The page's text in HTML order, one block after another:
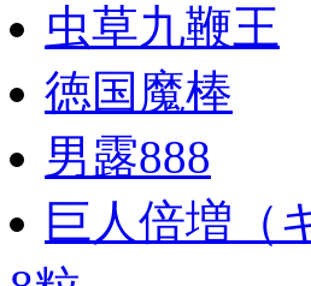
虫草九鞭王
徳国魔棒
男露888
巨人倍増（